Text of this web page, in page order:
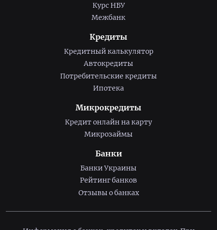
Курс НБУ
Межбанк
Кредиты
Кредитный калькулятор
Автокредиты
Потребительские кредиты
Ипотека
Микрокредиты
Кредит онлайн на карту
Микрозаймы
Банки
Банки Украины
Рейтинг банков
Отзывы о банках